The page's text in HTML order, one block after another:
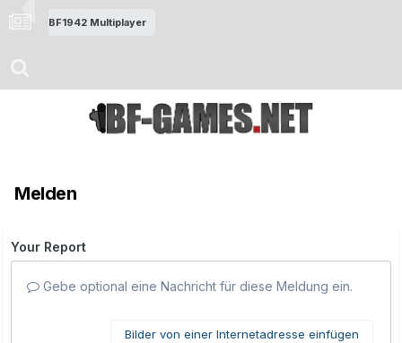
BF1942 Multiplayer
Melden
Your Report
Gebe optional eine Nachricht für diese Meldung ein.
Bilder von einer Internetadresse einfügen